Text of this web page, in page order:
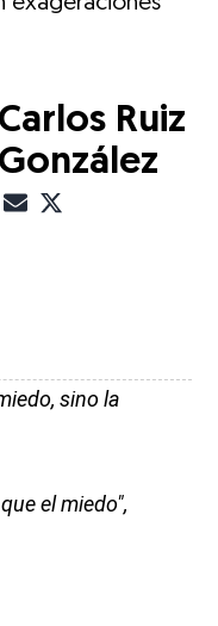
EmailFacebook
mediante Twitter
mediante LinkedIn
actual mediante
Carlos Ruiz
González
sino la
el miedo",